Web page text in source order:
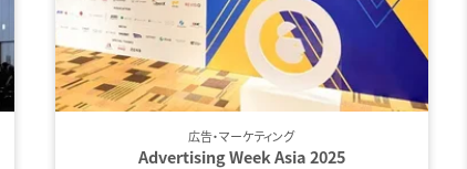
広告・マーケティング
Advertising Week Asia 2025